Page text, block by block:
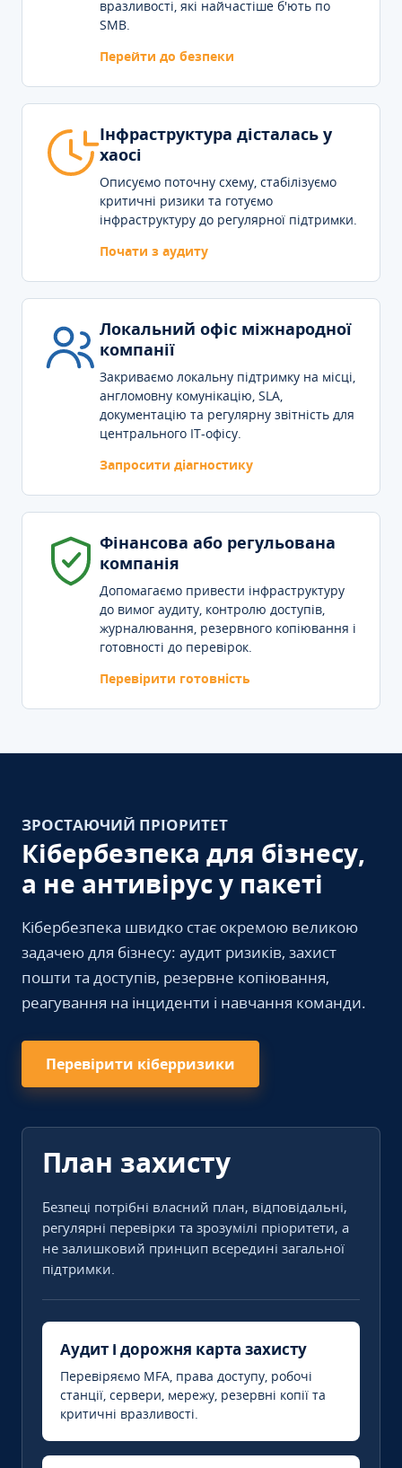
вразливості, які найчастіше б'ють по
SMB.
Перейти до безпеки
Інфраструктура дісталась у
хаосі
Описуємо поточну схему, стабілізуємо
критичні ризики та готуємо
інфраструктуру до регулярної підтримки.
Почати з аудиту
Локальний офіс міжнародної
компанії
Закриваємо локальну підтримку на місці,
англомовну комунікацію, SLA,
документацію та регулярну звітність для
центрального IT-офісу.
Запросити діагностику
Фінансова або регульована
компанія
Допомагаємо привести інфраструктуру
до вимог аудиту, контролю доступів,
журналювання, резервного копіювання і
готовності до перевірок.
Перевірити готовність
ЗРОСТАЮЧИЙ ПРІОРИТЕТ
Кібербезпека для бізнесу,
а не антивірус у пакеті
Кібербезпека швидко стає окремою великою
задачею для бізнесу: аудит ризиків, захист
пошти та доступів, резервне копіювання,
реагування на інциденти і навчання команди.
Перевірити кіберризики
План захисту
Безпеці потрібні власний план, відповідальні,
регулярні перевірки та зрозумілі пріоритети, а
не залишковий принцип всередині загальної
підтримки.
Аудит і дорожня карта захисту
Перевіряємо MFA, права доступу, робочі
станції, сервери, мережу, резервні копії та
критичні вразливості.